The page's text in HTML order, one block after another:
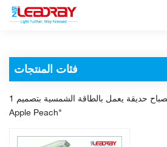
français
فئات المنتجات
1 تم العثور على النتائج لـ "مصباح حديقة يعمل بالطاقة الشمسية بتصميم
Apple Peach"